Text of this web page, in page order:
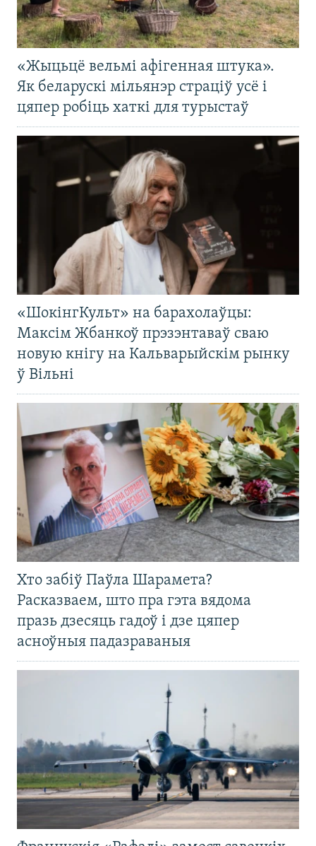
«Жыцьцё вельмі афігенная штука».
Як беларускі мільянэр страціў усё і
цяпер робіць хаткі для турыстаў
«ШокінгКульт» на барахолаўцы:
Максім Жбанкоў прэзэнтаваў сваю
новую кнігу на Кальварыйскім рынку
ў Вільні
Хто забіў Паўла Шарамета?
Расказваем, што пра гэта вядома
празь дзесяць гадоў і дзе цяпер
асноўныя падазраваныя